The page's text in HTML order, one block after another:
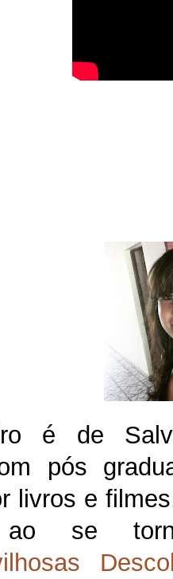
é de
pós
livros e
se